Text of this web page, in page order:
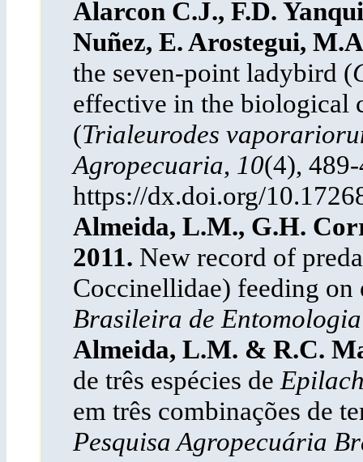
Alarcon C.J., F.D.
Nuñez, E. Arostegui,
the seven-point ladybird (
effective in the biological
(Trialeurodes
Agropecuaria, 10(4),
https://dx.doi.org/
Almeida, L.M., G.H.
2011. New record of
Coccinellidae) feeding on
Brasileira de
Almeida, L.M. & R.C.
de três espécies de
em três combinações de
Pesquisa Agropecuária